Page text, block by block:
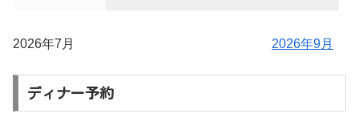
2026年7月 2026年9月
ディナー予約